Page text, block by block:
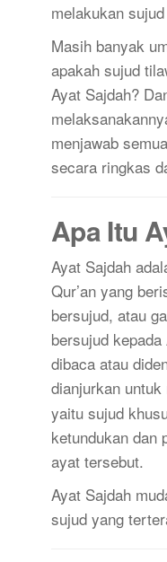
melakukan
Masih banyak
apakah sujud
Ayat Sajdah?
menjawab
secara ringkas
Apa Itu
Ayat Sajdah
Qur’an yang
bersujud, atau
bersujud
dibaca atau
dianjurkan
yaitu sujud
ketundukan dan
ayat tersebut.
Ayat Sajdah
sujud yang